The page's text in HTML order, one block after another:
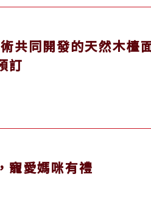
共同開發的天然木檯
訂
寵愛媽咪有禮